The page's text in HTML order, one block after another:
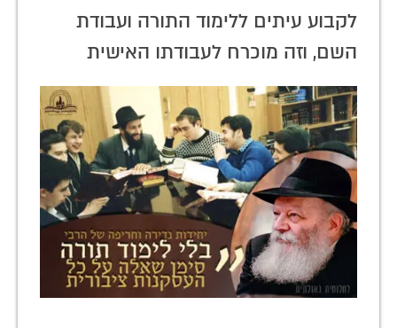
לקבוע עיתים ללימוד התורה ועבודת
השם, וזה מוכרח לעבודתו האישית